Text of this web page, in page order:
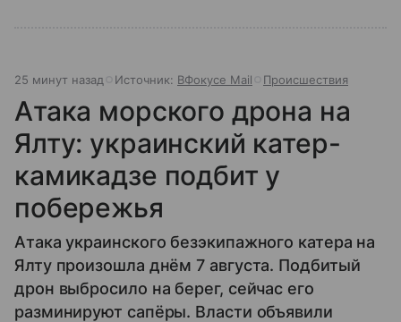
25 минут назад Источник: ВФокусе Mail Происшествия
Атака морского дрона на
Ялту: украинский катер-
камикадзе подбит у
побережья
Атака украинского безэкипажного катера на
Ялту произошла днём 7 августа. Подбитый
дрон выбросило на берег, сейчас его
разминируют сапёры. Власти объявили